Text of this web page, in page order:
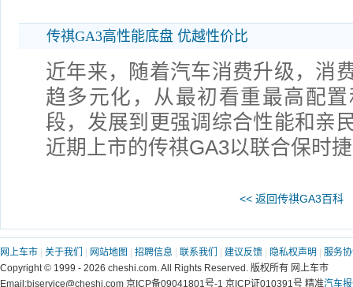
传祺GA3高性能底盘 优越性价比
近年来，随着汽车消费升级，消
趋多元化，从最初看重最高配
段，发展到更强调综合性能和亲
近期上市的传祺GA3以联合保时
<< 返回传祺GA3百科
网上车市 关于我们 网站地图 招聘信息 联系我们 建议反馈 隐私权声明
服务
Copyright © 1999 - 2026 cheshi.com. All Rights Reserved. 版权所有 网上车市
Email:bjservice@cheshi.com 京ICP备09041801号-1 京ICP证010391号 精准汽车